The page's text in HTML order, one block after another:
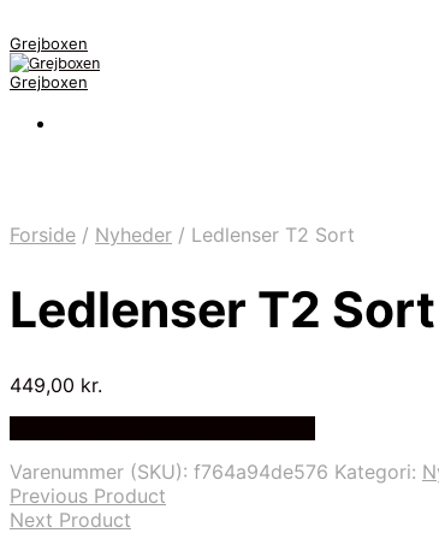
Grejboxen
Grejboxen
Forside / Nyheder / Ledlenser T2 Sort
Ledlenser T2 Sort
449,00 kr.
Varenummer (SKU): f764a94de576 Kategori:
Previous Product
Next Product